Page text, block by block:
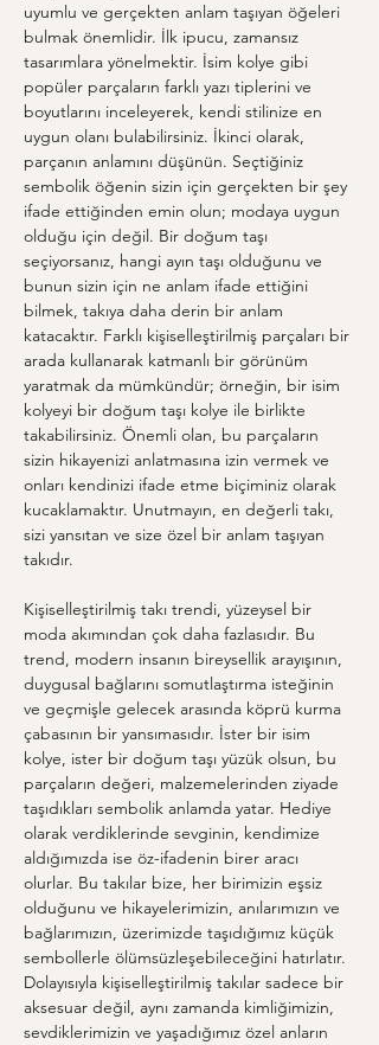
uyumlu ve gerçekten anlam taşıyan öğeleri
bulmak önemlidir. İlk ipucu, zamansız
tasarımlara yönelmektir. İsim kolye gibi
popüler parçaların farklı yazı tiplerini ve
boyutlarını inceleyerek, kendi stilinize en
uygun olanı bulabilirsiniz. İkinci olarak,
parçanın anlamını düşünün. Seçtiğiniz
sembolik öğenin sizin için gerçekten bir şey
ifade ettiğinden emin olun; modaya uygun
olduğu için değil. Bir doğum taşı
seçiyorsanız, hangi ayın taşı olduğunu ve
bunun sizin için ne anlam ifade ettiğini
bilmek, takıya daha derin bir anlam
katacaktır. Farklı kişiselleştirilmiş parçaları bir
arada kullanarak katmanlı bir görünüm
yaratmak da mümkündür; örneğin, bir isim
kolyeyi bir doğum taşı kolye ile birlikte
takabilirsiniz. Önemli olan, bu parçaların
sizin hikayenizi anlatmasına izin vermek ve
onları kendinizi ifade etme biçiminiz olarak
kucaklamaktır. Unutmayın, en değerli takı,
sizi yansıtan ve size özel bir anlam taşıyan
takıdır.
Kişiselleştirilmiş takı trendi, yüzeysel bir
moda akımından çok daha fazlasıdır. Bu
trend, modern insanın bireysellik arayışının,
duygusal bağlarını somutlaştırma isteğinin
ve geçmişle gelecek arasında köprü kurma
çabasının bir yansımasıdır. İster bir isim
kolye, ister bir doğum taşı yüzük olsun, bu
parçaların değeri, malzemelerinden ziyade
taşıdıkları sembolik anlamda yatar. Hediye
olarak verdiklerinde sevginin, kendimize
aldığımızda ise öz-ifadenin birer aracı
olurlar. Bu takılar bize, her birimizin eşsiz
olduğunu ve hikayelerimizin, anılarımızın ve
bağlarımızın, üzerimizde taşıdığımız küçük
sembollerle ölümsüzleşebileceğini hatırlatır.
Dolayısıyla kişiselleştirilmiş takılar sadece bir
aksesuar değil, aynı zamanda kimliğimizin,
sevdiklerimizin ve yaşadığımız özel anların